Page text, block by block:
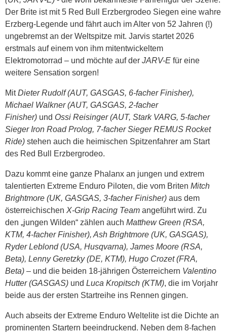
Der Brite ist mit 5 Red Bull Erzbergrodeo Siegen eine wahre
Erzberg-Legende und fährt auch im Alter von 52 Jahren (!)
ungebremst an der Weltspitze mit. Jarvis startet 2026
erstmals auf einem von ihm mitentwickeltem
Elektromotorrad – und möchte auf der JARV-E für eine
weitere Sensation sorgen!
MitDieter Rudolf (AUT, GASGAS, 6-facher Finisher),
Michael Walkner (AUT, GASGAS, 2-facher
Finisher) und Ossi Reisinger (AUT, Stark VARG, 5-facher
Sieger Iron Road Prolog, 7-facher Sieger REMUS Rocket
Ride) stehen auch die heimischen Spitzenfahrer am Start
des Red Bull Erzbergrodeo.
Dazu kommt eine ganze Phalanx an jungen und extrem
talentierten Extreme Enduro Piloten, die vom Briten Mitch
Brightmore (UK, GASGAS, 3-facher Finisher) aus dem
österreichischen X-Grip Racing Team angeführt wird. Zu
den „jungen Wilden“ zählen auch Matthew Green (RSA,
KTM, 4-facher Finisher), Ash Brightmore (UK, GASGAS),
Ryder Leblond (USA, Husqvarna), James Moore (RSA,
Beta), Lenny Geretzky (DE, KTM), Hugo Crozet (FRA,
Beta) – und die beiden 18-jährigen Österreichern Valentino
Hutter (GASGAS) und Luca Kropitsch (KTM), die im Vorjahr
beide aus der ersten Startreihe ins Rennen gingen.
Auch abseits der Extreme Enduro Weltelite ist die Dichte an
prominenten Startern beeindruckend. Neben dem 8-fachen